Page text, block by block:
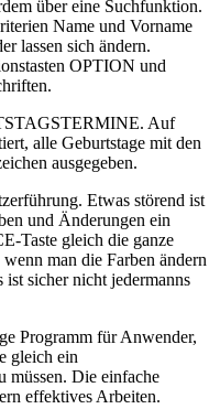
über eine Suchfunktion.
Name und Vorname
lassen sich ändern.
OPTION und
Auf
alle Geburtstage mit den
ausgegeben.
Etwas störend ist
und Änderungen ein
Taste gleich die ganze
man die Farben ändern
sicher nicht jedermanns
Programm für Anwender,
gleich ein
müssen. Die einfache
effektives Arbeiten.